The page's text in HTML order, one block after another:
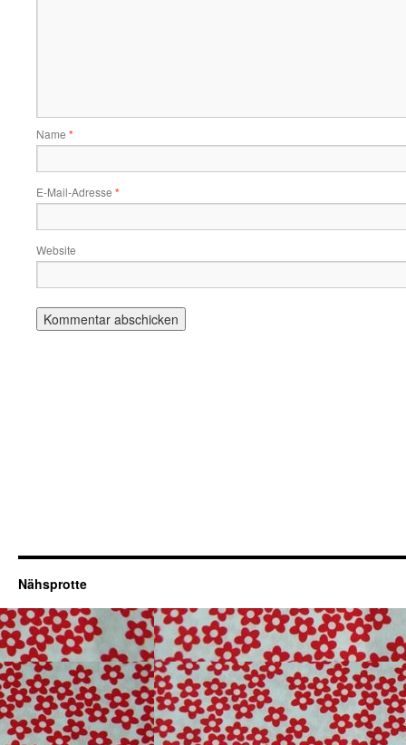
Name *
E-Mail-Adresse *
Website
Nähsprotte